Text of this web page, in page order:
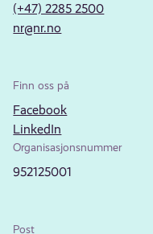
(+47) 2285 2500
nr@nr.no
Finn oss på
Facebook
LinkedIn
Organisasjonsnummer
952125001
Post